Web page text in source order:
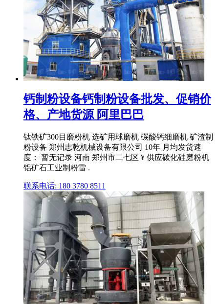
钙制粉设备钙制粉设备批发、促销价
格、产地货源 阿里巴巴
钛铁矿300目磨粉机 选矿用球磨机 碳酸钙细磨机 矿渣制
粉设备 郑州志乾机械设备有限公司 10年 月均发货速
度： 暂无记录 河南 郑州市二七区 ¥ 供应碳化硅磨粉机
铝矿石工业制粉雷 .
联系电话: 180 3780 8511